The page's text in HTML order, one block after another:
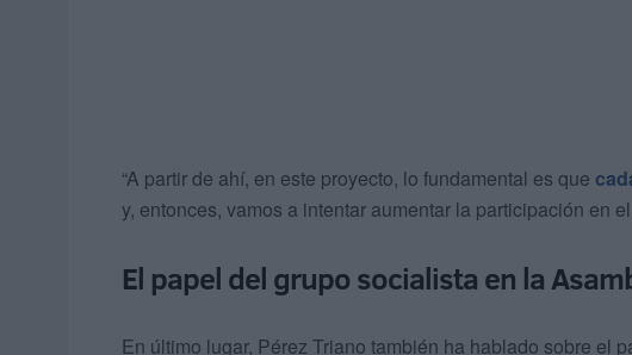
“A partir de ahí, en este proyecto, lo fundamental es que
y, entonces, vamos a intentar aumentar la participación en
El papel del grupo socialista en la
En último lugar, Pérez Triano también ha hablado sobre el